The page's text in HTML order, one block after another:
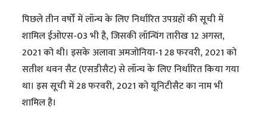
पिछले तीन वर्षों में लॉन्च के लिए निर्धारित उपग्रहों की सूची में
शामिल ईओएस-03 भी है, जिसकी लॉन्चिंग तारीख 12 अगस्त,
2021 को थी। इसके अलावा अमजोनिया-1 28 फरवरी, 2021 को
सतीश धवन सैट (एसडीसैट) से लॉन्च के लिए निर्धारित किया गया
था। इस सूची में 28 फरवरी, 2021 को यूनिटीसैट का नाम भी
शामिल है।